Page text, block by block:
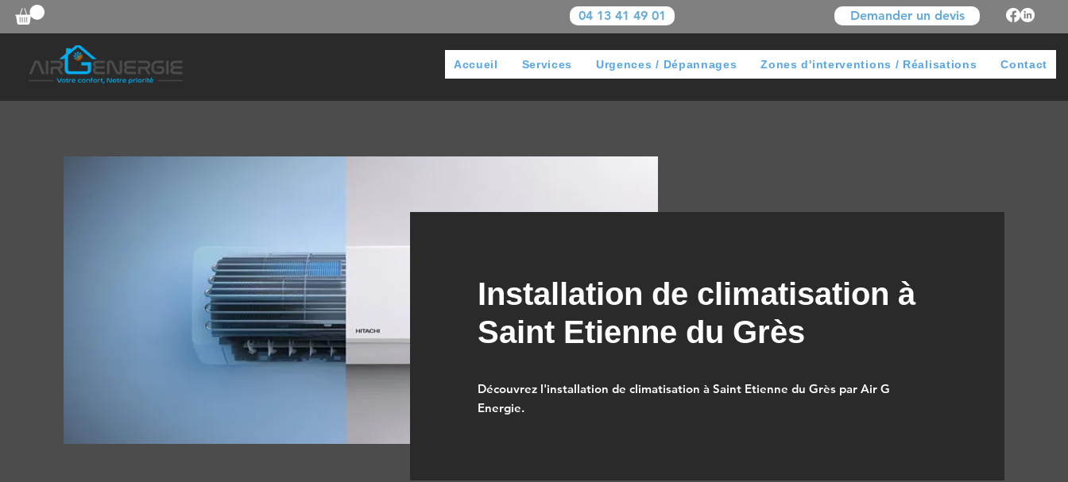
04 13 41 49 01 Demander un devis
Accueil Services Urgences / Dépannages Zones d'interventions / Réalisations Contact
Installation de climatisation à
Saint Etienne du Grès
Découvrez l'installation de climatisation à Saint Etienne du Grès par Air G
Energie.